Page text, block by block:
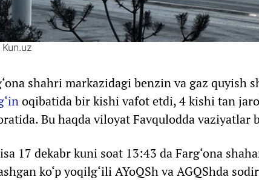
shahri markazidagi benzin va gaz quyish
oqibatida bir kishi vafot etdi, 4 kishi tan
Bu haqda viloyat Favqulodda vaziyatlar
17 dekabr kuni soat 13:43 da Farg‘ona
ko‘p yoqilg‘ili AYoQSh va AGQShda